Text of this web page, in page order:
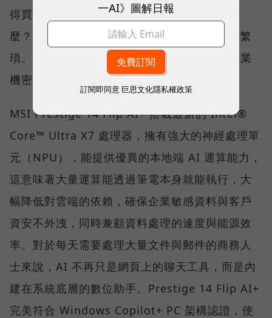
得買嗎？」、「Copilot+ PC 到底能幫我做什
麼？」答案不僅是運算跑得更快，而是將原先繁
瑣、耗時的行政庶務變得更高效，並能確保商業
機密不外洩。
MSI Prestige 14 Flip AI+ 搭載最新的 Intel®
Core™ Ultra X7 處理器，擁有強大的神經處理單
元（NPU），能提供優異的本地端 AI 運算能力，
這意味著大量運算能透過筆電本身就能執行，大
幅降低對雲端的依賴，確保企業敏感資料與客戶
資安不外洩，同時兼顧資料處理的速度與能源效
率。對於每天需要處理大量文件與郵件的商務人
士來說，AI 不再只是網頁上的聊天工具，而是內
建在系統底層的數位助手。Prestige 14 Flip AI+
完美符合 Windows Copilot+ PC 架構認證，使
一AI》圖解日報
訂閱即同意 巨思文化隱私權政策